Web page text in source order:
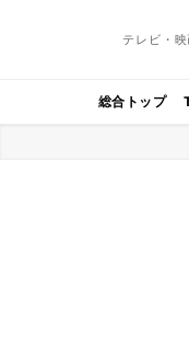
テレビ・
総合トップ